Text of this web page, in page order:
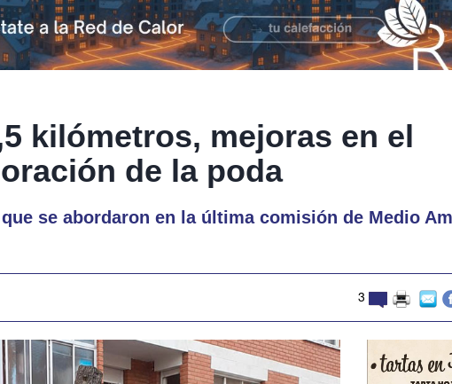
kilómetros, mejoras en el
de la poda
se abordaron en la última comisión de Medio
3